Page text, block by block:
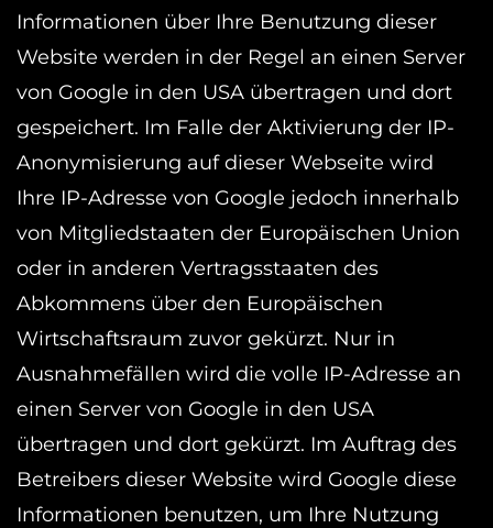
Informationen über Ihre Benutzung dieser
Website werden in der Regel an einen Server
von Google in den USA übertragen und dort
gespeichert. Im Falle der Aktivierung der IP-
Anonymisierung auf dieser Webseite wird
Ihre IP-Adresse von Google jedoch innerhalb
von Mitgliedstaaten der Europäischen Union
oder in anderen Vertragsstaaten des
Abkommens über den Europäischen
Wirtschaftsraum zuvor gekürzt. Nur in
Ausnahmefällen wird die volle IP-Adresse an
einen Server von Google in den USA
übertragen und dort gekürzt. Im Auftrag des
Betreibers dieser Website wird Google diese
Informationen benutzen, um Ihre Nutzung